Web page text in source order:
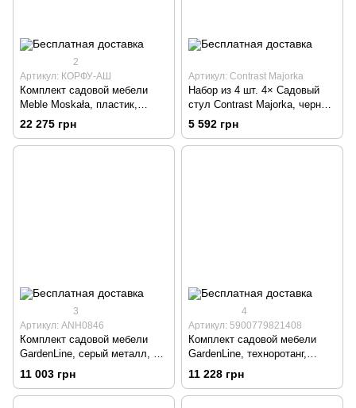
2
Артикул: КОРФУ-АШ
Комплект садовой мебели
Meble Moskała, пластик,
серый, 3 шт.
22 275 грн
Артикул: Contrast Majorka
Набор из 4 шт. 4× Садовый
стул Contrast Majorka, черный
пластик
5 592 грн
3
Артикул: ANH0846
Комплект садовой мебели
GardenLine, серый металл, 4
шт.
11 003 грн
4
Артикул: 5900779821408
Комплект садовой мебели
GardenLine, техноротанг,
коричневый, 4 шт
11 228 грн